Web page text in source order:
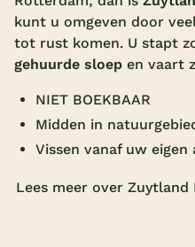
kunt u omgeven door
tot rust komen. U stapt
gehuurde sloep en vaart
NIET BOEKBAAR
Midden in
Vissen vanaf uw
Lees meer over Zuytland